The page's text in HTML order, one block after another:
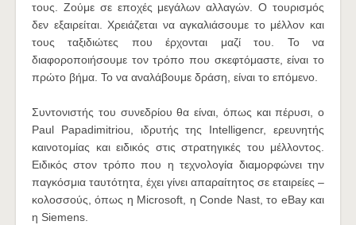
τους. Ζούμε σε εποχές μεγάλων αλλαγών. Ο τουρισμός
δεν εξαιρείται. Χρειάζεται να αγκαλιάσουμε το μέλλον και
τους ταξιδιώτες που έρχονται μαζί του. Το να
διαφοροποιήσουμε τον τρόπο που σκεφτόμαστε, είναι το
πρώτο βήμα. Το να αναλάβουμε δράση, είναι το επόμενο.
Συντονιστής του συνεδρίου θα είναι, όπως και πέρυσι, ο
Paul Papadimitriou, ιδρυτής της Intelligencr, ερευνητής
καινοτομίας και ειδικός στις στρατηγικές του μέλλοντος.
Ειδικός στον τρόπο που η τεχνολογία διαμορφώνει την
παγκόσμια ταυτότητα, έχει γίνει απαραίτητος σε εταιρείες –
κολοσσούς, όπως η Microsoft, η Conde Nast, το eBay και
η Siemens.